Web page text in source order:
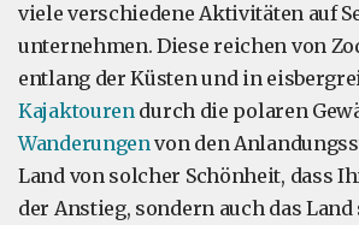
viele verschiedene Aktivitäten auf
unternehmen. Diese reichen von
entlang der Küsten und in
Kajaktourendurch die polaren
Wanderungenvon den
Land von solcher Schönheit, dass
der Anstieg, sondern auch das